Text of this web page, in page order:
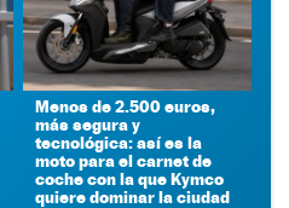
Menos de 2.500 euros,
más segura y
tecnológica: así es la
moto para el carnet de
coche con la que Kymco
quiere dominar la ciudad